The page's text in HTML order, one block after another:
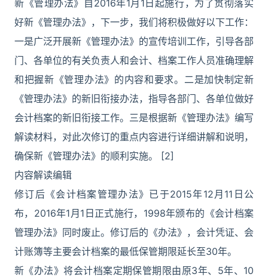
新《管理办法》自2016年1月1日起施行，为了贯彻落实
好新《管理办法》，下一步，我们将积极做好以下工作：
一是广泛开展新《管理办法》的宣传培训工作，引导各部
门、各单位的有关负责人和会计、档案工作人员准确理解
和把握新《管理办法》的内容和要求。二是加快制定新
《管理办法》的新旧衔接办法，指导各部门、各单位做好
会计档案的新旧衔接工作。三是根据新《管理办法》编写
解读材料，对此次修订的重点内容进行详细讲解和说明，
确保新《管理办法》的顺利实施。 [2]
内容解读编辑
修订后《会计档案管理办法》已于2015年12月11日公
布，2016年1月1日正式施行，1998年颁布的《会计档案
管理办法》同时废止。修订后的《办法》，会计凭证、会
计账簿等主要会计档案的最低保管期限延长至30年。
新《办法》将会计档案定期保管期限由原3年、5年、10